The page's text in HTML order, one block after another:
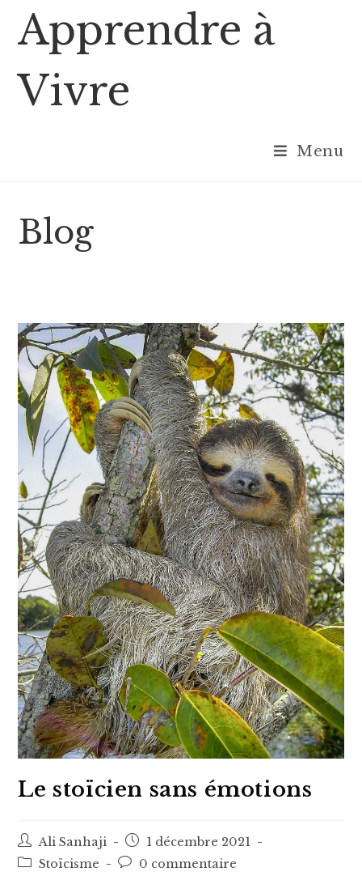
content
Apprendre à
Vivre
Menu
Blog
Le stoïcien sans émotions
Auteur/autrice
de
Ali Sanhaji
Post
published:
1 décembre 2021
PostStoïcisme
Post0 commentaire